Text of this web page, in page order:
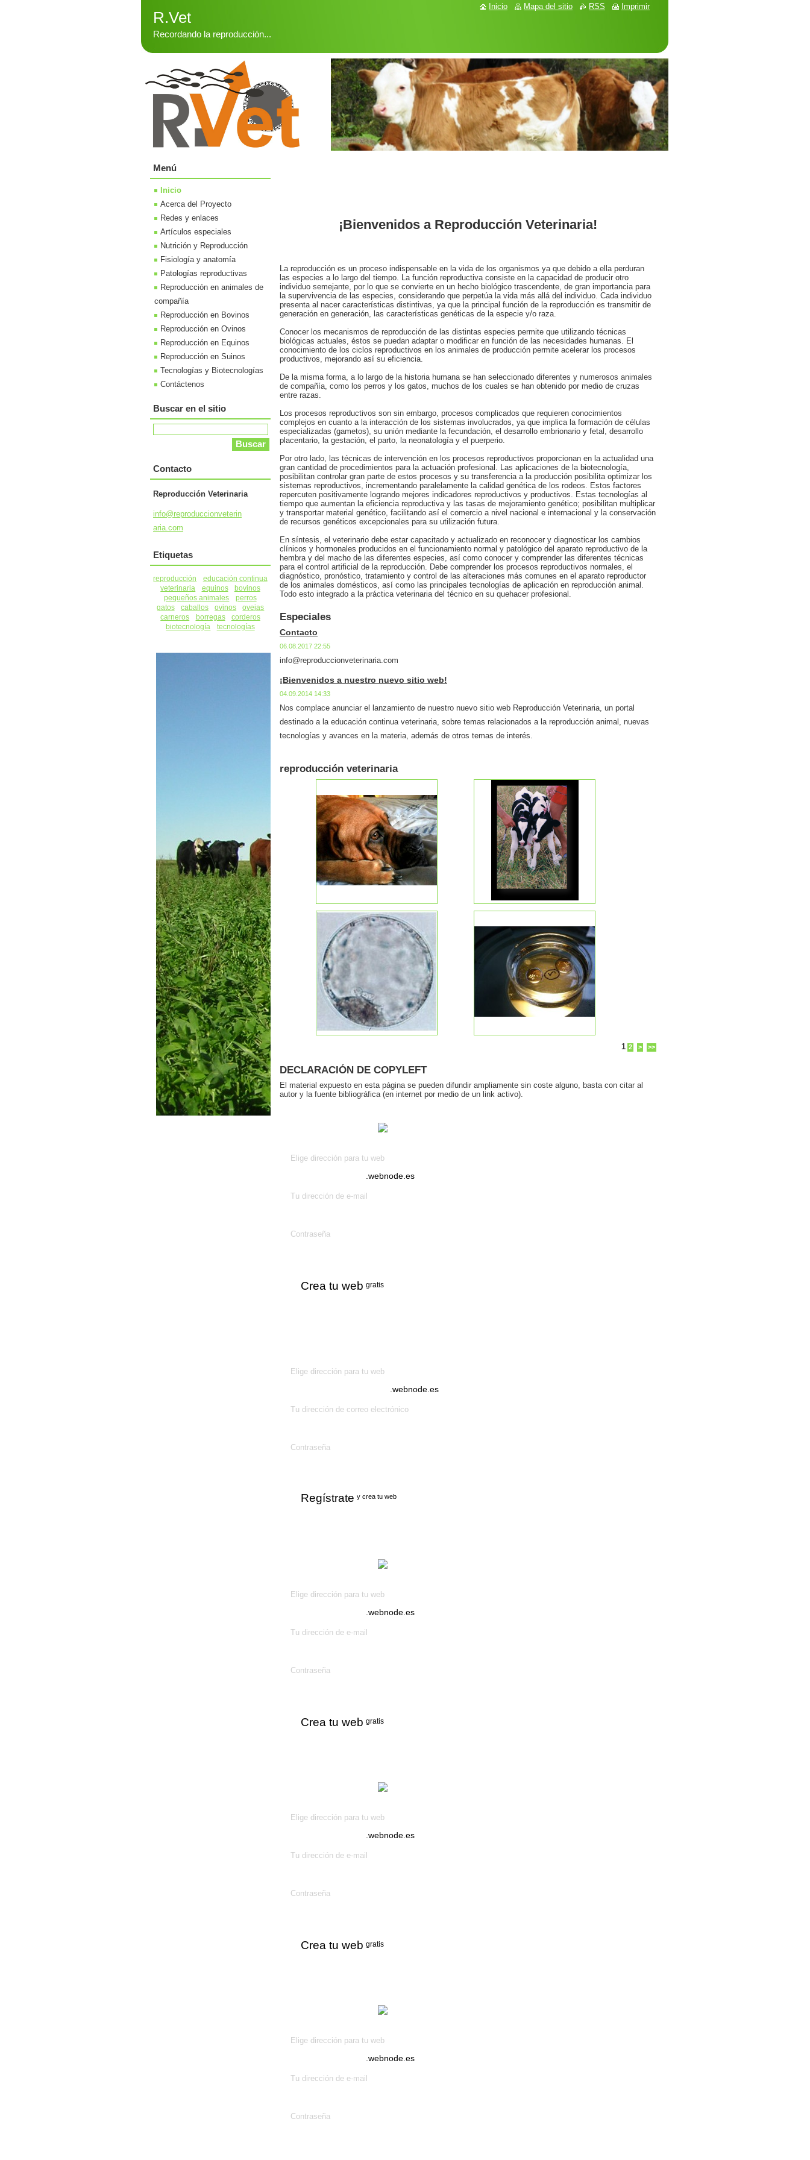
R.Vet
Recordando la reproducción...
¡Bienvenidos a Reproducción Veterinaria!
La reproducción es un proceso indispensable en la vida de los organismos ya que debido a ella perduran
las especies a lo largo del tiempo. La función reproductiva consiste en la capacidad de producir otro
individuo semejante, por lo que se convierte en un hecho biológico trascendente, de gran importancia para
la supervivencia de las especies, considerando que perpetúa la vida más allá del individuo. Cada individuo
presenta al nacer características distintivas, ya que la principal función de la reproducción es transmitir de
generación en generación, las características genéticas de la especie y/o raza.
Conocer los mecanismos de reproducción de las distintas especies permite que utilizando técnicas
biológicas actuales, éstos se puedan adaptar o modificar en función de las necesidades humanas. El
conocimiento de los ciclos reproductivos en los animales de producción permite acelerar los procesos
productivos, mejorando así su eficiencia.
De la misma forma, a lo largo de la historia humana se han seleccionado diferentes y numerosos animales
de compañía, como los perros y los gatos, muchos de los cuales se han obtenido por medio de cruzas
entre razas.
Los procesos reproductivos son sin embargo, procesos complicados que requieren conocimientos
complejos en cuanto a la interacción de los sistemas involucrados, ya que implica la formación de células
especializadas (gametos), su unión mediante la fecundación, el desarrollo embrionario y fetal, desarrollo
placentario, la gestación, el parto, la neonatología y el puerperio.
Por otro lado, las técnicas de intervención en los procesos reproductivos proporcionan en la actualidad una
gran cantidad de procedimientos para la actuación profesional. Las aplicaciones de la biotecnología,
posibilitan controlar gran parte de estos procesos y su transferencia a la producción posibilita optimizar los
sistemas reproductivos, incrementando paralelamente la calidad genética de los rodeos. Estos factores
repercuten positivamente logrando mejores indicadores reproductivos y productivos. Estas tecnologías al
tiempo que aumentan la eficiencia reproductiva y las tasas de mejoramiento genético; posibilitan multiplicar
y transportar material genético, facilitando así el comercio a nivel nacional e internacional y la conservación
de recursos genéticos excepcionales para su utilización futura.
En síntesis, el veterinario debe estar capacitado y actualizado en reconocer y diagnosticar los cambios
clínicos y hormonales producidos en el funcionamiento normal y patológico del aparato reproductivo de la
hembra y del macho de las diferentes especies, así como conocer y comprender las diferentes técnicas
para el control artificial de la reproducción. Debe comprender los procesos reproductivos normales, el
diagnóstico, pronóstico, tratamiento y control de las alteraciones más comunes en el aparato reproductor
de los animales domésticos, así como las principales tecnologías de aplicación en reproducción animal.
Todo esto integrado a la práctica veterinaria del técnico en su quehacer profesional.
Especiales
Contacto
06.08.2017 22:55
info@reproduccionveterinaria.com
¡Bienvenidos a nuestro nuevo sitio web!
04.09.2014 14:33
Nos complace anunciar el lanzamiento de nuestro nuevo sitio web Reproducción Veterinaria, un portal
destinado a la educación continua veterinaria, sobre temas relacionados a la reproducción animal, nuevas
tecnologías y avances en la materia, además de otros temas de interés.
reproducción veterinaria
1 2 > >>
DECLARACIÓN DE COPYLEFT
El material expuesto en esta página se pueden difundir ampliamente sin coste alguno, basta con citar al
autor y la fuente bibliográfica (en internet por medio de un link activo).
Elige dirección para tu web
.webnode.es
Tu dirección de e-mail
Contraseña
Crea tu web gratis
Elige dirección para tu web
.webnode.es
Tu dirección de correo electrónico
Contraseña
Regístrate y crea tu web
Elige dirección para tu web
.webnode.es
Tu dirección de e-mail
Contraseña
Crea tu web gratis
Elige dirección para tu web
.webnode.es
Tu dirección de e-mail
Contraseña
Crea tu web gratis
Elige dirección para tu web
.webnode.es
Tu dirección de e-mail
Contraseña
Menú
Inicio
Acerca del Proyecto
Redes y enlaces
Artículos especiales
Nutrición y Reproducción
Fisiología y anatomía
Patologías reproductivas
Reproducción en animales de
compañía
Reproducción en Bovinos
Reproducción en Ovinos
Reproducción en Equinos
Reproducción en Suinos
Tecnologías y Biotecnologías
Contáctenos
Buscar en el sitio
Contacto
Reproducción Veterinaria
info@reproduccionveterin
aria.com
Etiquetas
reproducción
educación continua
veterinaria
equinos
bovinos
pequeños animales
perros
gatos
caballos ovinos
ovejas
carneros
borregas
corderos
biotecnología
tecnologías
Inicio Mapa del sitio RSS Imprimir